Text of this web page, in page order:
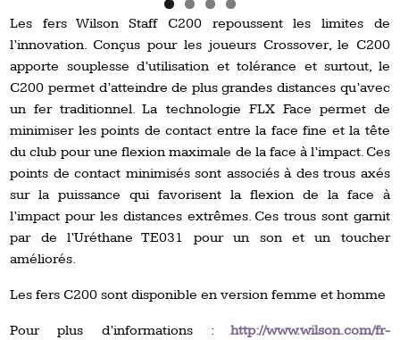
Les fers Wilson Staff C200 repoussent les limites de
l’innovation. Conçus pour les joueurs Crossover, le C200
apporte souplesse d’utilisation et tolérance et surtout, le
C200 permet d’atteindre de plus grandes distances qu’avec
un fer traditionnel. La technologie FLX Face permet de
minimiser les points de contact entre la face fine et la tête
du club pour une flexion maximale de la face à l’impact. Ces
points de contact minimisés sont associés à des trous axés
sur la puissance qui favorisent la flexion de la face à
l’impact pour les distances extrêmes. Ces trous sont garnit
par de l’Uréthane TE031 pour un son et un toucher
améliorés.
Les fers C200 sont disponible en version femme et homme
Pour plus d’informations : http://www.wilson.com/fr-